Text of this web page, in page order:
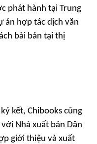
phát hành tại Trung
án hợp tác dịch văn
bài bản tại thị
kết, Chibooks cũng
Nhà xuất bản Dân
giới thiệu và xuất